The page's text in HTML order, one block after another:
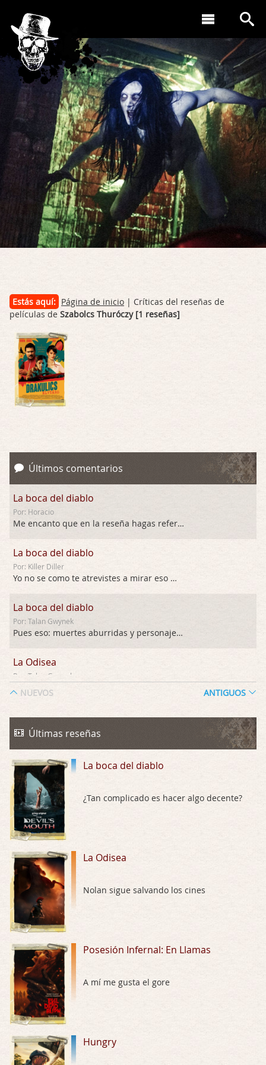
Estás aquí: Página de inicio | Críticas del reseñas de
películas de Szabolcs Thuróczy [1 reseñas]
Últimos comentarios
La boca del diablo
Por: Horacio
Me encanto que en la reseña hagas referen …
La boca del diablo
Por: Killer Diller
Yo no se como te atrevistes a mirar eso …
La boca del diablo
Por: Talan Gwynek
Pues eso: muertes aburridas y personajes p …
La Odisea
Por: Talan Gwynek
La Odisea
Por: Draghann
Trance
Por: Luar
Buena película, buen director y buenos ac …
El señor de las moscas
Por: Luar
Hungry
Por: Croc
Las 10 películas gore de Almas Oscuras
Por: JORDI CRUYFF
Possession
Por: Chupasangre
Mi opinión en su día. Su duracion me ha …
El eslabón podrido
Por: Luar
NUEVOS ANTIGUOS
Últimas reseñas
La boca del diablo
¿Tan complicado es hacer algo decente?
La Odisea
Nolan sigue salvando los cines
Posesión Infernal: En Llamas
A mí me gusta el gore
Hungry